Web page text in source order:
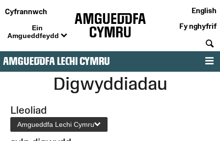
Cyfrannwch
Ein
Amgueddfeydd
English
Fy nghyfrif
AMGUEDDFA LECHI CYMRU
Digwyddiadau
Lleoliad
Amgueddfa Lechi Cymru